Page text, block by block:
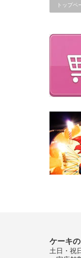
トップペ
ケーキ
土日・祝